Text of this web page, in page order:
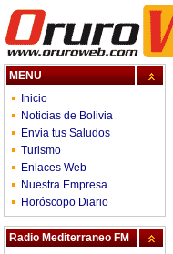
MENU
Inicio
Noticias de Bolivia
Envia tus Saludos
Turismo
Enlaces Web
Nuestra Empresa
Horóscopo Diario
Radio Mediterraneo FM